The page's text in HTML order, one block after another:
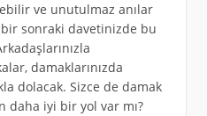
ve unutulmaz anılar
sonraki davetinizde bu
damaklarınızda
dolacak. Sizce de damak
daha iyi bir yol var mı?